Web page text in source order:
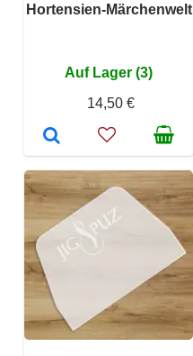
Hortensien-Märchenwelt
Auf Lager (3)
14,50 €